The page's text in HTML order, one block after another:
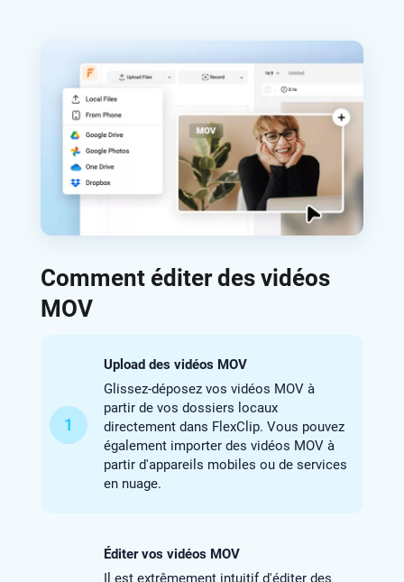
Comment éditer des vidéos
MOV
1
Upload des vidéos MOV
Glissez-déposez vos vidéos MOV à
partir de vos dossiers locaux
directement dans FlexClip. Vous pouvez
également importer des vidéos MOV à
partir d'appareils mobiles ou de services
en nuage.
Éditer vos vidéos MOV
Il est extrêmement intuitif d'éditer des